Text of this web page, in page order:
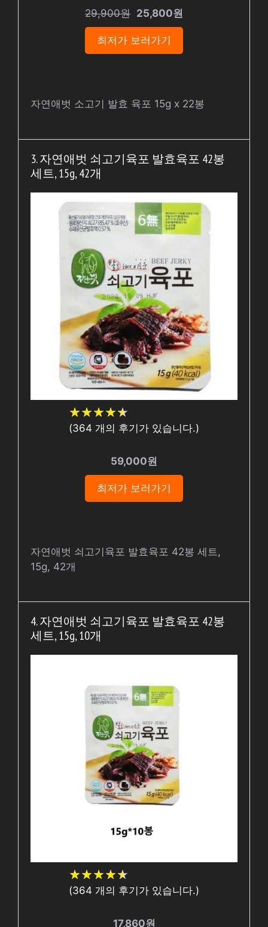
29,900원 25,800원
최저가 보러가기
자연애벗 소고기 발효 육포 15g x 22봉
3. 자연애벗 쇠고기육포 발효육포 42봉
세트, 15g, 42개
★★★★★
★★★★★
(364 개의 후기가 있습니다.)
59,000원
최저가 보러가기
자연애벗 쇠고기육포 발효육포 42봉 세트,
15g, 42개
4. 자연애벗 쇠고기육포 발효육포 42봉
세트, 15g, 10개
★★★★★
★★★★★
(364 개의 후기가 있습니다.)
17,860원